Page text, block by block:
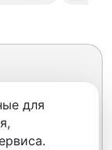
для